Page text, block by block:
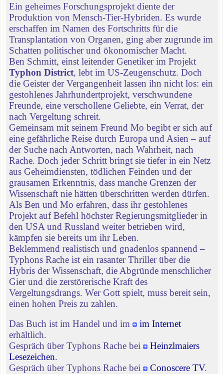
Ein geheimes Forschungsprojekt diente der
Produktion von Mensch-Tier-Hybriden. Es wurde
erschaffen im Namen des Fortschritts für die
Transplantation von Organen, ging aber zugrunde im
Schatten politischer und ökonomischer Macht.
Ben Schmitt, einst leitender Genetiker im Projekt
Typhon District, lebt im US-Zeugenschutz. Doch
die Geister der Vergangenheit lassen ihn nicht los: ein
gestohlenes Jahrhundertprojekt, verschwundene
Freunde, eine verschollene Geliebte, ein Verrat, der
nach Vergeltung schreit.
Gemeinsam mit seinem Freund Mo begibt er sich auf
eine gefährliche Reise durch Europa und Asien – auf
der Suche nach Antworten, nach Wahrheit, nach
Rache. Doch jeder Schritt bringt sie tiefer in ein Netz
aus Geheimdiensten, tödlichen Feinden und der
grausamen Erkenntnis, dass manche Grenzen der
Wissenschaft nie hätten überschritten werden dürfen.
Als Ben und Mo erfahren, dass ihr gestohlenes
Projekt auf Befehl höchster Regierungsmitglieder in
den USA und Russland weiter betrieben wird,
kämpfen sie bereits um ihr Leben.
Beklemmend realistisch und gnadenlos spannend –
Typhons Rache ist ein rasanter Thriller über die
Hybris der Wissenschaft, die Abgründe menschlicher
Gier und die zerstörerische Kraft des
Vergeltungsdrangs. Wer Gott spielt, muss bereit sein,
einen hohen Preis zu zahlen.
Das Buch ist im Handel und im
im Internet
erhältlich.
Gespräch über Typhons Rache bei
Heinzlmaiers
Lesezeichen.
Gespräch über Typhons Rache bei
Conoscere TV.